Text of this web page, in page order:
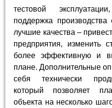
тестовой
поддержка
лучшие качества –
предприятия, изменить
более эффективную и
плане. Дополнительные
себя технически
который позволяет
объекта на несколько